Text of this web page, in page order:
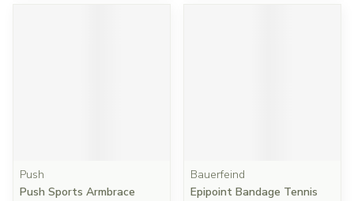
Push
Push Sports Armbrace
Bauerfeind
Epipoint Bandage Tennis